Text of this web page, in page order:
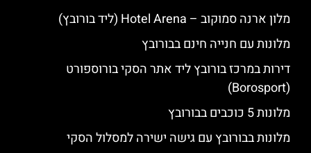
מלון ארנה סמוקוב – Hotel Arena (ליד בורובץ)
מלונות עם חנייה חינם בבורובץ
דירות במרכז בורובץ ליד אתר הסקי בורוספורט
(Borosport)
מלונות 5 כוכבים בבורובץ
מלונות בבורובץ עם גישה ישירה למסלול הסקי